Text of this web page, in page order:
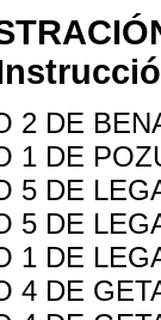
2 DE
1 DE
5 DE
5 DE
1 DE
4 DE